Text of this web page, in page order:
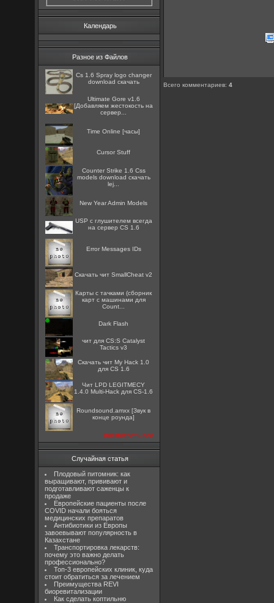
Календарь
Разное из Файлов
Cs 1.6 Spray logo changer
download скачать
Ultimate Gore v1.6
[Добавляем жестокость на
сервер...
Time Online [часы]
Cursor Stuff
Counter Strike 1.6 Css
models download скачать
lej...
New Year Admin Models
USP с глушителем всегда
на сервер CS 1.6
Error Messages IDs
Скачать чит SmallCheat v2
Карты с тачками (сборник
карт с машинами для
Count...
Dark Flash
чит для CS:S Catalyst
Tactics v3
Скачать чит My Hack 1.0
для CS 1.6
Чит LPD LEGITMECY
1.4.0 Multi-Hack для CS-1.6
Roundsound.amxx [Звук в
конце роунда]
посмотреть все
Случайная статья
Плодовый питомник: как
выращивают, прививают и
подготавливают саженцы к
продаже
Европейские пациенты после
COVID начали бояться
медицинских препаратов
Антибиотики из Европы
завоевывают популярность в
Казахстане
Транспортировка лекарств:
почему это важно делать
профессионально?
Топ-3 европейских клиник, куда
стоит обратиться за лечением
Преимущества REVI
биоревитализации
Как сделать коптильню
Всего комментариев:4